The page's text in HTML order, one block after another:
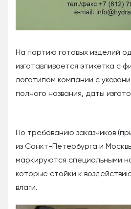
На партию готовых изделий
изготавливается этикетка с
логотипом компании с
полного названия, даты
По требованию заказчиков
из Санкт-Петербурга и
маркируются специальными
которые стойки к
влаги.